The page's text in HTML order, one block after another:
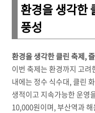
환경을 생각한
풍성
환경을 생각한 클린 축제,
이번 축제는 환경까지 고
내에는 정수 식수대, 클린
생적이고 지속가능한 운영
10,000원이며, 부산역과